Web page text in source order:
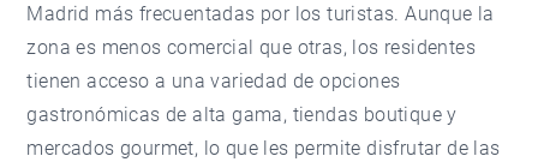
Madrid más frecuentadas por los turistas. Aunque la
zona es menos comercial que otras, los residentes
tienen acceso a una variedad de opciones
gastronómicas de alta gama, tiendas boutique y
mercados gourmet, lo que les permite disfrutar de las